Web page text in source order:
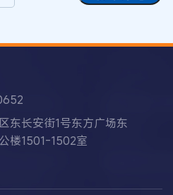
东长安街1号东方广场东
楼1501-1502室